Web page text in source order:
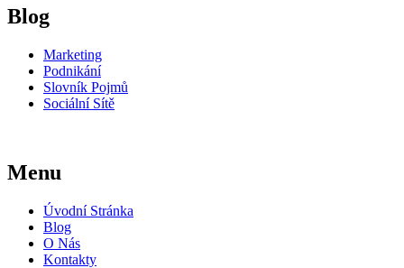
Blog
Marketing
Podnikání
Slovník Pojmů
Sociální Sítě
Menu
Úvodní Stránka
Blog
O Nás
Kontakty